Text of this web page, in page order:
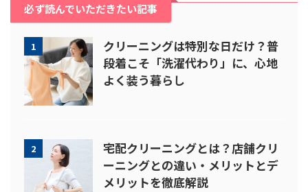
必ず読んでいただきたい記事
1
クリーニングは特別な日だけ？普
段着こそ「洗濯代わり」に、心地
よく装う暮らし
2
宅配クリーニングとは？店舗クリ
ーニングとの違い・メリットとデ
メリットを徹底解説